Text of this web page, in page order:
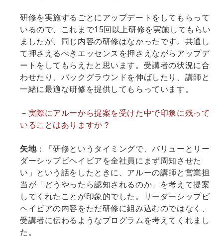
研修を実施するごとにアップデートをしてもらって
いるので、これまで15回以上研修を実施してもらい
ましたが、同じ内容の研修はなかったです。共通し
て押さえるべきエッセンスを押さえながらアップデ
ートをしてもらえたと思います。受講者の状況に合
わせたり、バックグラウンドを伸ばしたり、講師と
一緒に最適な研修を提供してもらっています。
－実際にアルーから提案を受けた中で印象に残って
いることはありますか？
矢地：「研修というタイミングで、バリューとリー
ダーシップビヘイビアを全社員にまず周知させた
い」という話をしたときに、アルーの講師と営業担
当が「どうやったら認知されるのか」を考えて提案
してくれたことが印象的でした。リーダーシップビ
ヘイビアの内容をただ研修に組み込むのではなく、
受講者に伝わるようなプログラムを考えてくれまし
た。